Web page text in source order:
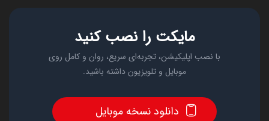
مایکت را نصب کنید
با نصب اپلیکیشن، تجربه‌ای سریع، روان و کامل روی
موبایل و تلویزیون داشته باشید.
دانلود نسخه موبایل